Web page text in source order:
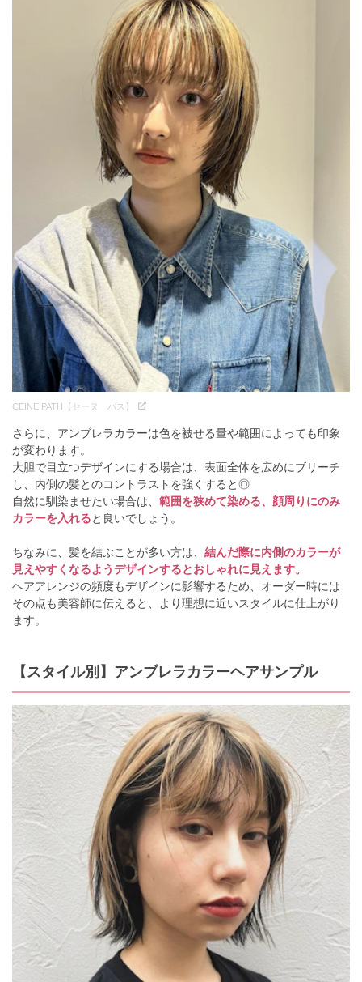
CEINE PATH【セーヌ パス】
さらに、アンブレラカラーは色を被せる量や範囲によっても印象
が変わります。
大胆で目立つデザインにする場合は、表面全体を広めにブリーチ
し、内側の髪とのコントラストを強くすると◎
自然に馴染ませたい場合は、 範囲を狭めて染める、顔周りにのみ
カラーを入れると良いでしょう。
ちなみに、髪を結ぶことが多い方は、 結んだ際に内側のカラーが
見えやすくなるようデザインするとおしゃれに見えます。
ヘアアレンジの頻度もデザインに影響するため、オーダー時には
その点も美容師に伝えると、より理想に近いスタイルに仕上がり
ます。
【スタイル別】アンブレラカラーヘアサンプル